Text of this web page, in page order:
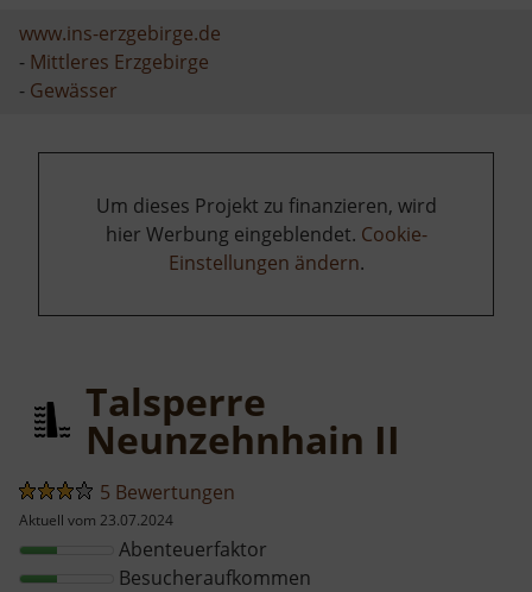
www.ins-erzgebirge.de
- Mittleres Erzgebirge
- Gewässer
Um dieses Projekt zu finanzieren, wird
hier Werbung eingeblendet. Cookie-
Einstellungen ändern.
Talsperre
Neunzehnhain II
5 Bewertungen
Aktuell vom 23.07.2024
Abenteuerfaktor
Besucheraufkommen